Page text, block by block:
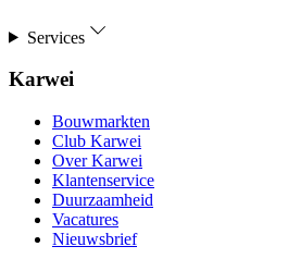
Services
Karwei
Bouwmarkten
Club Karwei
Over Karwei
Klantenservice
Duurzaamheid
Vacatures
Nieuwsbrief